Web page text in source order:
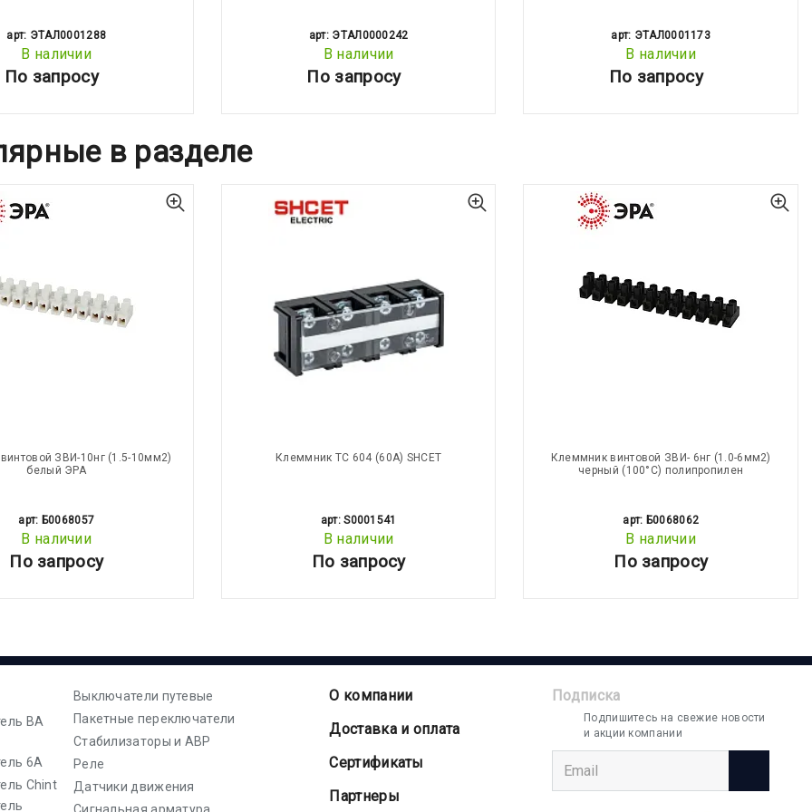
арт: ЭТАЛ0001288
В наличии
По запросу
арт: ЭТАЛ0000242
В наличии
По запросу
арт: ЭТАЛ0001173
В наличии
По запросу
в разделе
ЗВИ-10нг (1.5-10мм2)
белый ЭРА
арт: Б0068057
В наличии
По запросу
Клеммник ТС 604 (60А) SHCET
арт: S0001541
В наличии
По запросу
Клеммник винтовой ЗВИ- 6нг (1.0-6мм2)
черный (100°С) полипропилен
арт: Б0068062
В наличии
По запросу
Подписка
Подпишитесь на свежие новости
и акции компании
ВА
6А
Chint
Выключатели путевые
Пакетные переключатели
Стабилизаторы и АВР
Реле
Датчики движения
О компании
Доставка и оплата
Cертификаты
Партнеры